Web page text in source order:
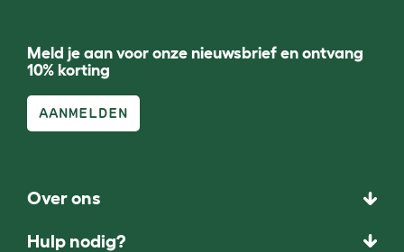
Meld je aan voor onze nieuwsbrief en ontvang
10% korting
AANMELDEN
Over ons
Hulp nodig?